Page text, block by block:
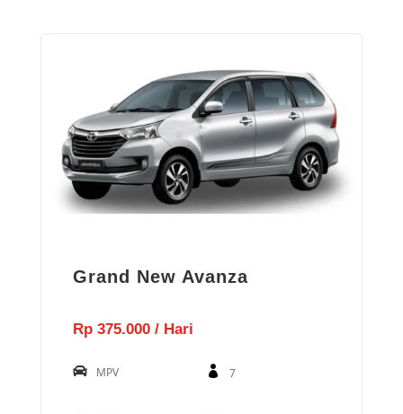
Grand New Avanza
Rp 375.000 / Hari
MPV 7